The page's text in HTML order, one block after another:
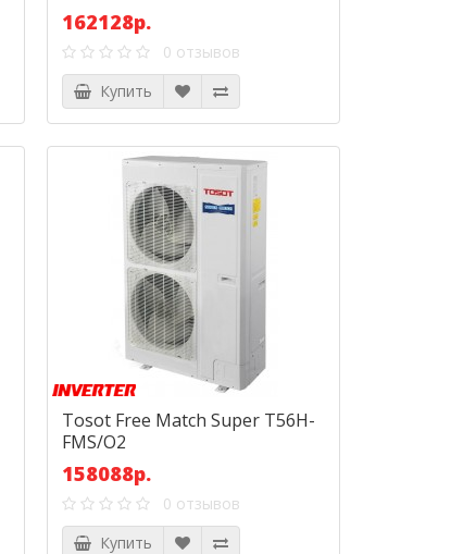
162128р.
0 отзывов
Купить
Tosot Free Match Super T56H-
FMS/O2
158088р.
0 отзывов
Купить